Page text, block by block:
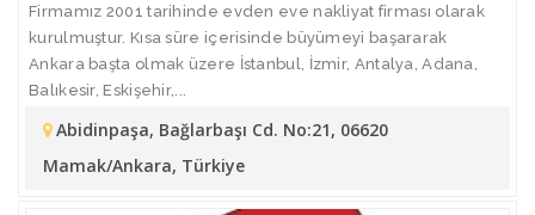
Firmamız 2001 tarihinde evden eve nakliyat firması olarak
kurulmuştur. Kısa süre içerisinde büyümeyi başararak
Ankara başta olmak üzere İstanbul, İzmir, Antalya, Adana,
Balıkesir, Eskişehir,...
Abidinpaşa, Bağlarbaşı Cd. No:21, 06620
Mamak/Ankara, Türkiye